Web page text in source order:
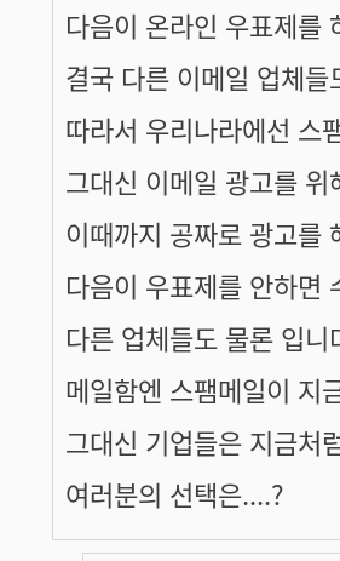
다음이 온라인 우표제를
결국 다른 이메일 업체
따라서 우리나라에선 스
그대신 이메일 광고를
이때까지 공짜로 광고를
다음이 우표제를 안하면
다른 업체들도 물론 입니
메일함엔 스팸메일이 지
그대신 기업들은 지금처
여러분의 선택은....?